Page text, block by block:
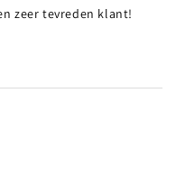
zeer tevreden klant!